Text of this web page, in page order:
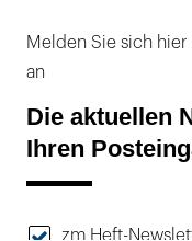
Melden Sie sich
an
Die aktuellen
Ihren
zm Heft-